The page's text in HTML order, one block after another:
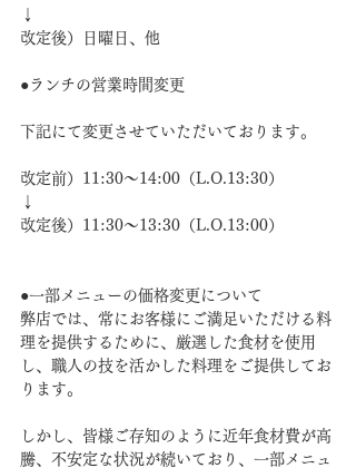
↓
改定後）日曜日、他
●ランチの営業時間変更
下記にて変更させていただいております。
改定前）11:30〜14:00（L.O.13:30）
↓
改定後）11:30〜13:30（L.O.13:00）
●一部メニューの価格変更について
弊店では、常にお客様にご満足いただける料
理を提供するために、厳選した食材を使用
し、職人の技を活かした料理をご提供してお
ります。
しかし、皆様ご存知のように近年食材費が高
騰、不安定な状況が続いており、一部メニュ